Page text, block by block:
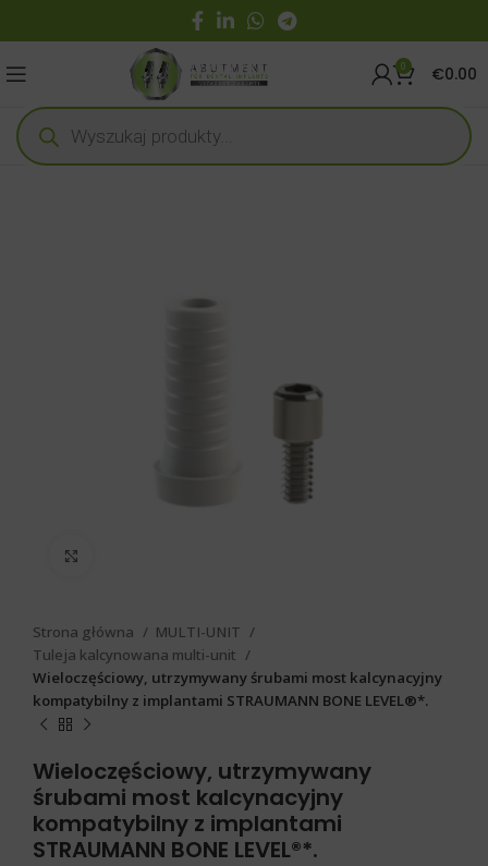
0 €0.00
Strona główna
MULTI-UNIT
Tuleja kalcynowana multi-unit
Wieloczęściowy, utrzymywany śrubami most kalcynacyjny
kompatybilny z implantami STRAUMANN BONE LEVEL®*.
Wieloczęściowy, utrzymywany
śrubami most kalcynacyjny
kompatybilny z implantami
STRAUMANN BONE LEVEL®*.